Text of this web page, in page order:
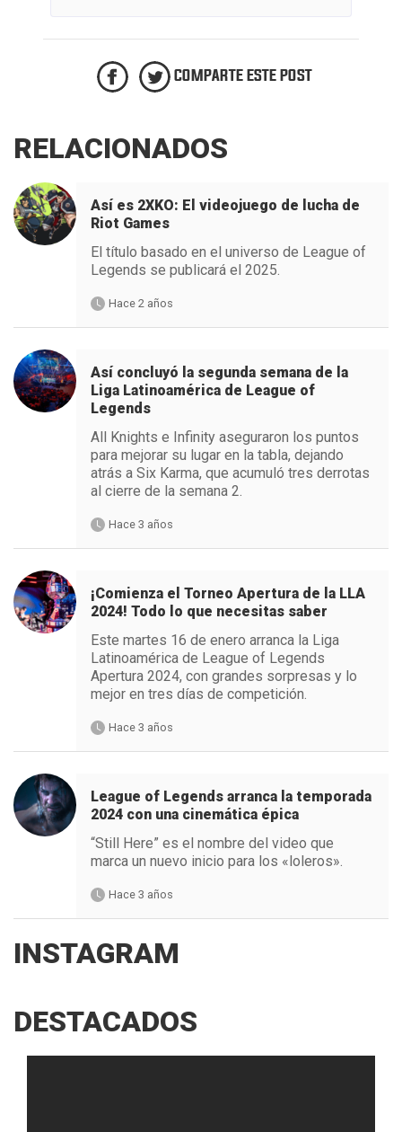
COMPARTE ESTE POST
RELACIONADOS
Así es 2XKO: El videojuego de lucha de
Riot Games
El título basado en el universo de League of
Legends se publicará el 2025.
Hace 2 años
Así concluyó la segunda semana de la
Liga Latinoamérica de League of
Legends
All Knights e Infinity aseguraron los puntos
para mejorar su lugar en la tabla, dejando
atrás a Six Karma, que acumuló tres derrotas
al cierre de la semana 2.
Hace 3 años
¡Comienza el Torneo Apertura de la LLA
2024! Todo lo que necesitas saber
Este martes 16 de enero arranca la Liga
Latinoamérica de League of Legends
Apertura 2024, con grandes sorpresas y lo
mejor en tres días de competición.
Hace 3 años
League of Legends arranca la temporada
2024 con una cinemática épica
“Still Here” es el nombre del video que
marca un nuevo inicio para los «loleros».
Hace 3 años
INSTAGRAM
DESTACADOS